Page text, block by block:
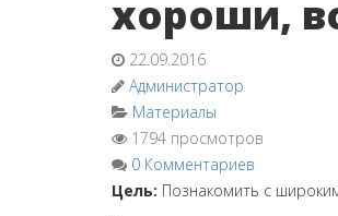
хороши,
22.09.2016
Администратор
Материалы
1794 просмотров
0 Комментариев
Цель: Познакомить с